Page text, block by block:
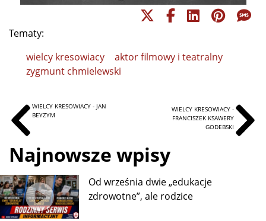
Tematy:
wielcy kresowiacy
aktor filmowy i teatralny
zygmunt chmielewski
WIELCY KRESOWIACY - JAN
BEYZYM
WIELCY KRESOWIACY -
FRANCISZEK KSAWERY
GODEBSKI
Najnowsze wpisy
Od września dwie „edukacje
zdrowotne”, ale rodzice